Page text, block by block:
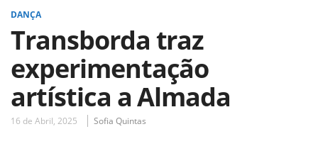
DANÇA
Transborda traz
experimentação
artística a Almada
16 de Abril, 2025 Sofia Quintas